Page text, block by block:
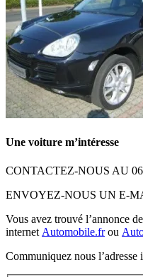
Une voiture m’intéresse
CONTACTEZ-NOUS AU
ENVOYEZ-NOUS UN E-
Vous avez trouvé l’annonce
internet Automobile.frou
Communiquez nous l’adresse